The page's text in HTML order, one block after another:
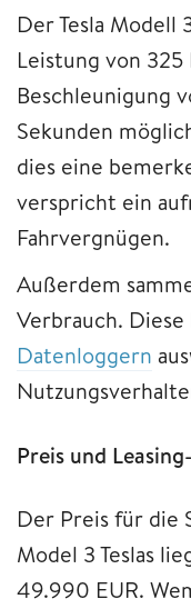
Der Tesla
Leistung von
Beschleunigung
Sekunden
dies eine
verspricht ein
Fahrvergnügen.
Außerdem
Verbrauch. Diese
Datenloggern
Preis und
Der Preis für die
Model 3 Teslas
49.990 EUR.